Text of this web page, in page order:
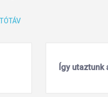
Így utaztunk